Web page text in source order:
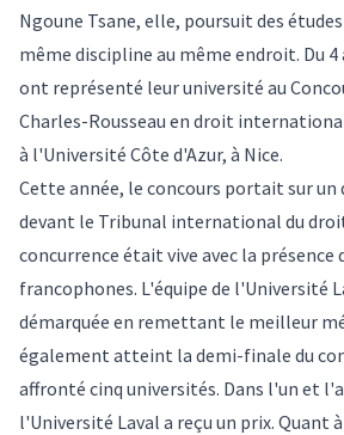
Ngoune Tsane, elle, poursuit des
même discipline au même endroit. Du 4
ont représenté leur université au
Charles-Rousseau en droit
à l'Université Côte d'Azur, à Nice.
Cette année, le concours portait sur un
devant le Tribunal international du
concurrence était vive avec la présence
francophones. L'équipe de l'Université
démarquée en remettant le meilleur
également atteint la demi-finale du
affronté cinq universités. Dans l'un et
l'Université Laval a reçu un prix. Quant